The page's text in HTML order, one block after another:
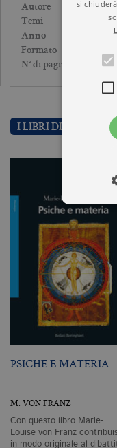
Autore
Temi
Anno
Formato
N° di pagine
I LIBRI DI MARIE-
PSICHE E MATERIA
M. VON FRANZ
Con questo libro Marie-
Louise von Franz
in modo originale al
si
I cookie
del sito
degli
sito Web
cookie
tecnici e